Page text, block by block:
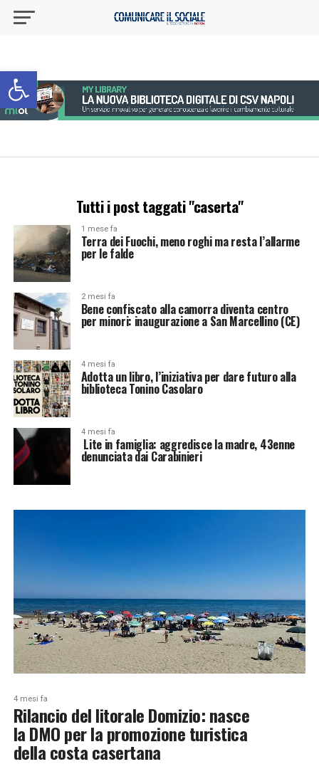
Apri la barra degli strumenti
Tutti i post taggati "caserta"
1 mese fa
Terra dei Fuochi, meno roghi ma resta l’allarme
per le falde
2 mesi fa
Bene confiscato alla camorra diventa centro
per minori: inaugurazione a San Marcellino (CE)
4 mesi fa
Adotta un libro, l’iniziativa per dare futuro alla
biblioteca Tonino Casolaro
4 mesi fa
Lite in famiglia: aggredisce la madre, 43enne
denunciata dai Carabinieri
4 mesi fa
Rilancio del litorale Domizio: nasce
la DMO per la promozione turistica
della costa casertana